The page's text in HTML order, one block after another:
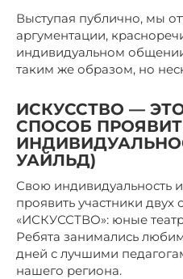
Выступая публично, мы
аргументации,
индивидуальном
таким же образом, но
ИСКУССТВО —
СПОСОБ
УАЙЛЬД)
Свою индивидуальность
проявить участники
«ИСКУССТВО»: юные
Ребята занимались
дней с лучшими
нашего региона.